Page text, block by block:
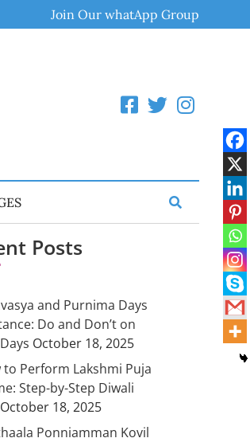
Join Our whatApp Group
Posts
and Purnima Days
Do and Don’t on
October 18, 2025
to Perform Lakshmi Puja
Step-by-Step Diwali
October 18, 2025
Ponniamman Kovil